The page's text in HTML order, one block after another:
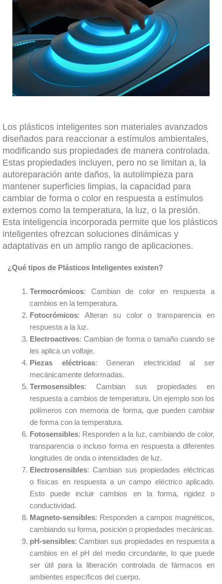
Los plásticos inteligentes son materiales avanzados
diseñados para reaccionar a estímulos ambientales,
modificando sus propiedades de manera controlada.
Estas propiedades incluyen, pero no se limitan a, la
autoreparación ante daños, la autolimpieza para
mantener superficies limpias, la capacidad para
cambiar de forma o color en respuesta a estímulos
externos como la temperatura, la luz, o la presión.
Esta inteligencia incorporada permite que los plásticos
inteligentes ofrezcan soluciones dinámicas y
adaptativas en un amplio rango de aplicaciones.
¿Qué tipos de Plásticos Inteligentes existen?
Termocrómicos: Cambian de color en respuesta a
cambios en la temperatura.
Fotocrómicos: Alteran su color o transparencia en
respuesta a la luz.
Electroactivos: Cambian de forma o tamaño cuando se
les aplica un voltaje.
Piezas eléctricas: Generan electricidad al ser
mecánicamente deformadas.
Termosensibles: Cambian sus propiedades en
respuesta a cambios de temperatura. Un ejemplo son los
polímeros con memoria de forma, que pueden cambiar
de forma con la temperatura.
Fotosensibles: Responden a la luz, cambiando de color,
transparencia o incluso forma en respuesta a diferentes
longitudes de onda o intensidades de luz.
Electrosensibles: Cambian sus propiedades eléctricas
o físicas en respuesta a un campo eléctrico aplicado.
Esto puede incluir cambios en la forma, rigidez o
conductividad.
Magneto-sensibles: Responden a campos magnéticos,
cambiando su forma, posición o propiedades mecánicas.
pH-sensibles: Cambian sus propiedades en respuesta a
cambios en el pH del medio circundante, lo que puede
ser útil para la liberación controlada de fármacos en
ambientes específicos del cuerpo.